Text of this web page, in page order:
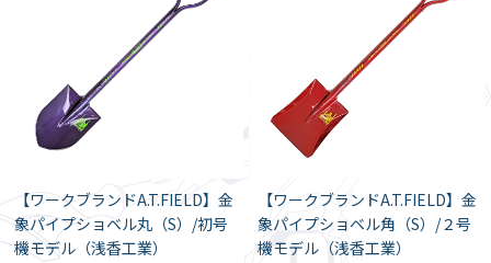
【ワークブランドA.T.FIELD】金
象パイプショベル丸（S）/初号
機モデル（浅香工業）
【ワークブランドA.T.FIELD】金
象パイプショベル角（S）/２号
機モデル（浅香工業）